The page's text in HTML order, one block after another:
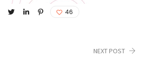
46
NEXT POST